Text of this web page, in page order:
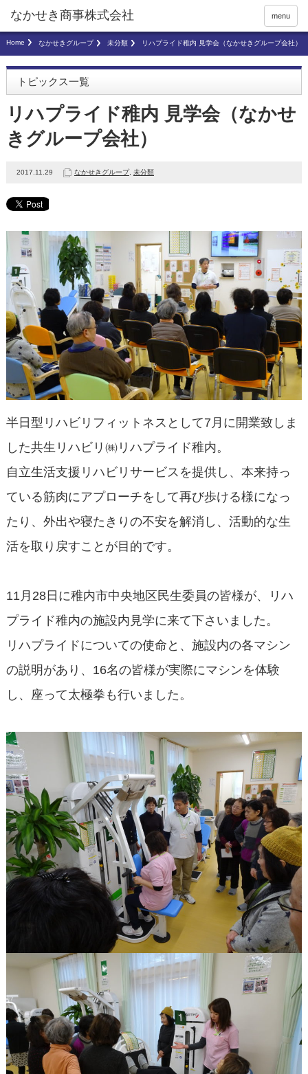
menu
Home なかせきグループ 未分類 リハプライド稚内 見学会（なかせきグループ会社）
トピックス一覧
リハプライド稚内 見学会（なかせ
きグループ会社）
2017.11.29 なかせきグループ, 未分類
半日型リハビリフィットネスとして7月に開業致しま
した共生リハビリ㈱リハプライド稚内。
自立生活支援リハビリサービスを提供し、本来持っ
ている筋肉にアプローチをして再び歩ける様になっ
たり、外出や寝たきりの不安を解消し、活動的な生
活を取り戻すことが目的です。
11月28日に稚内市中央地区民生委員の皆様が、リハ
プライド稚内の施設内見学に来て下さいました。
リハプライドについての使命と、施設内の各マシン
の説明があり、16名の皆様が実際にマシンを体験
し、座って太極拳も行いました。